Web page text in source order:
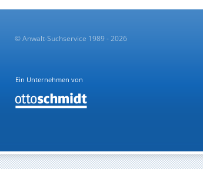
© Anwalt-Suchservice 1989 - 2026
Ein Unternehmen von